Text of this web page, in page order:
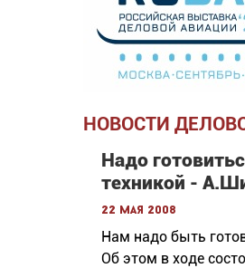
НОВОСТИ
Надо
техникой -
22 мая 2008
Нам надо быть
Об этом в ходе